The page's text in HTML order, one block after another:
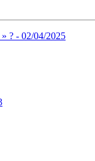
? - 02/04/2025